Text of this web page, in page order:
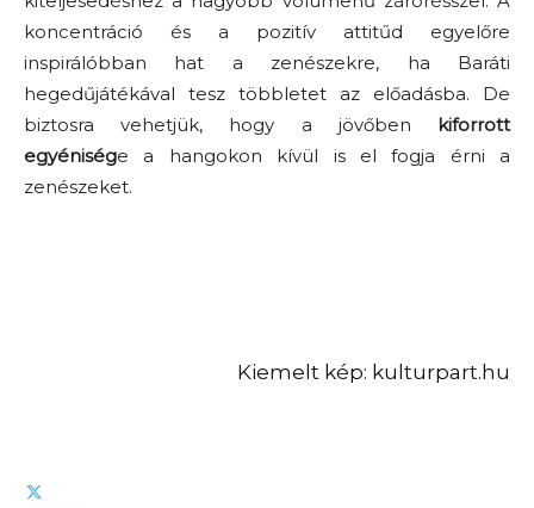
koncentráció és a pozitív attitűd egyelőre
inspirálóbban hat a zenészekre, ha Baráti
hegedűjátékával tesz többletet az előadásba. De
biztosra vehetjük, hogy a jövőben kiforrott
egyénisége a hangokon kívül is el fogja érni a
zenészeket.
Kiemelt kép: kulturpart.hu